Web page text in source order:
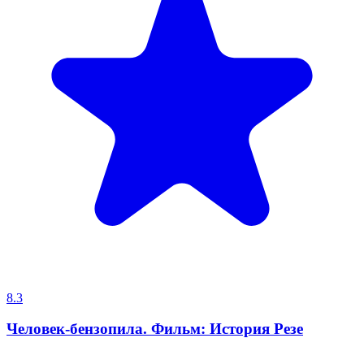
8.3
Человек-бензопила. Фильм: История Резе